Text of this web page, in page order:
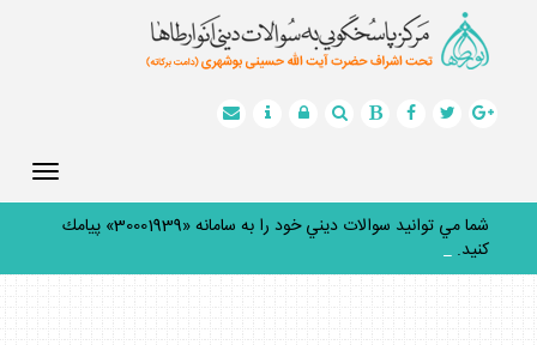
شما مي توانيد سوالات ديني خود را به سامانه «30001939» پيامك
كنيد. _